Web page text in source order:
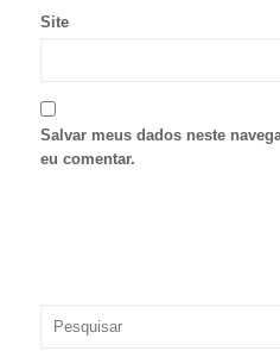
Site
Salvar meus dados neste
eu comentar.